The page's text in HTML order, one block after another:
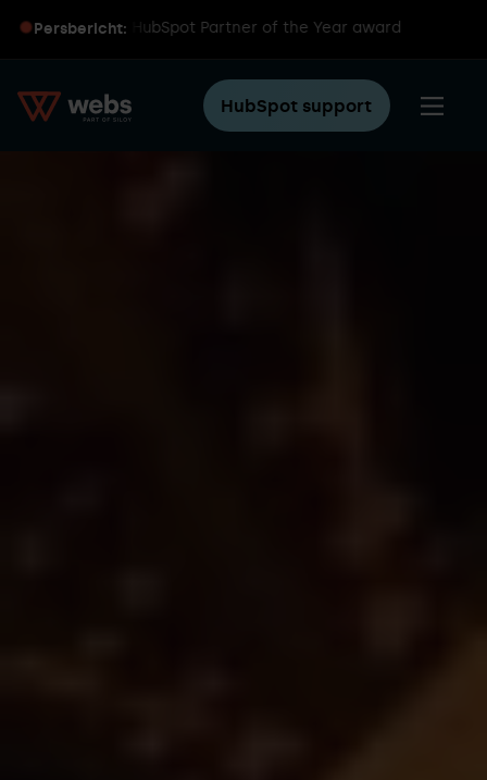
Persbericht:
HubSpot Partner of the Year award
HubSpot support